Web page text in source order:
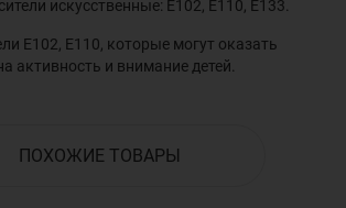
искусственные: Е102, Е110, Е133.
Е102, Е110, которые могут оказать
активность и внимание детей.
ПОХОЖИЕ ТОВАРЫ